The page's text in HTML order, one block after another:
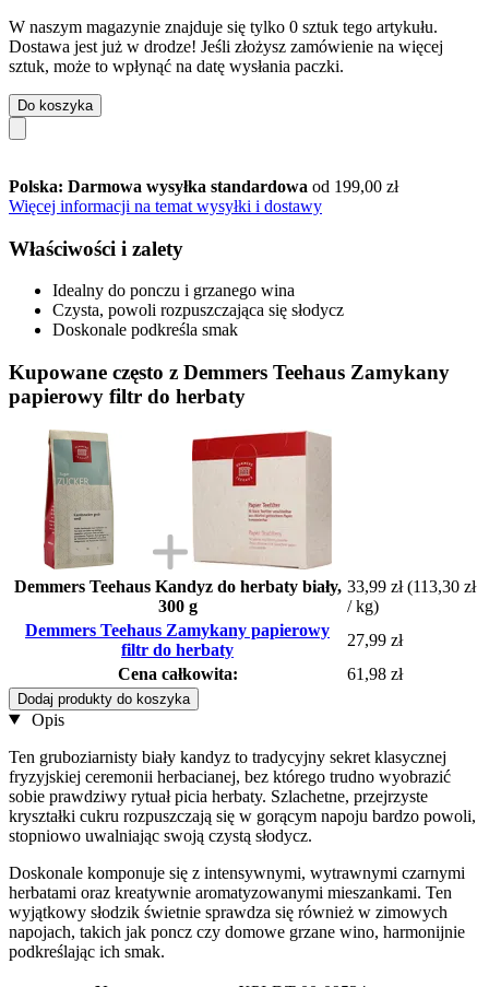
W naszym magazynie znajduje się tylko 0 sztuk tego artykułu.
Dostawa jest już w drodze! Jeśli złożysz zamówienie na więcej
sztuk, może to wpłynąć na datę wysłania paczki.
Do koszyka
Polska: Darmowa wysyłka standardowa od 199,00 zł
Więcej informacji na temat wysyłki i dostawy
Właściwości i zalety
Idealny do ponczu i grzanego wina
Czysta, powoli rozpuszczająca się słodycz
Doskonale podkreśla smak
Kupowane często z Demmers Teehaus Zamykany
papierowy filtr do herbaty
Demmers Teehaus Kandyz do herbaty biały,
300 g
33,99 zł (113,30 zł
/ kg)
Demmers Teehaus Zamykany papierowy
filtr do herbaty
27,99 zł
Cena całkowita:
61,98 zł
Dodaj produkty do koszyka
Opis
Ten gruboziarnisty biały kandyz to tradycyjny sekret klasycznej
fryzyjskiej ceremonii herbacianej, bez którego trudno wyobrazić
sobie prawdziwy rytuał picia herbaty. Szlachetne, przejrzyste
kryształki cukru rozpuszczają się w gorącym napoju bardzo powoli,
stopniowo uwalniając swoją czystą słodycz.
Doskonale komponuje się z intensywnymi, wytrawnymi czarnymi
herbatami oraz kreatywnie aromatyzowanymi mieszankami. Ten
wyjątkowy słodzik świetnie sprawdza się również w zimowych
napojach, takich jak poncz czy domowe grzane wino, harmonijnie
podkreślając ich smak.